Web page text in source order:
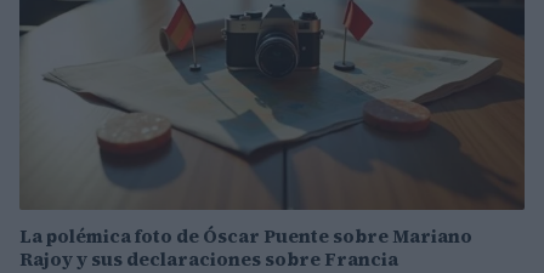
La polémica foto de Óscar Puente sobre Mariano
Rajoy y sus declaraciones sobre Francia